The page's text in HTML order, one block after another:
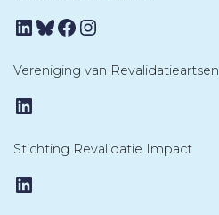
LinkedIn
Bluesky
Facebook
Instagram
Vereniging van Revalidatieartsen
LinkedIn
Stichting Revalidatie Impact
LinkedIn